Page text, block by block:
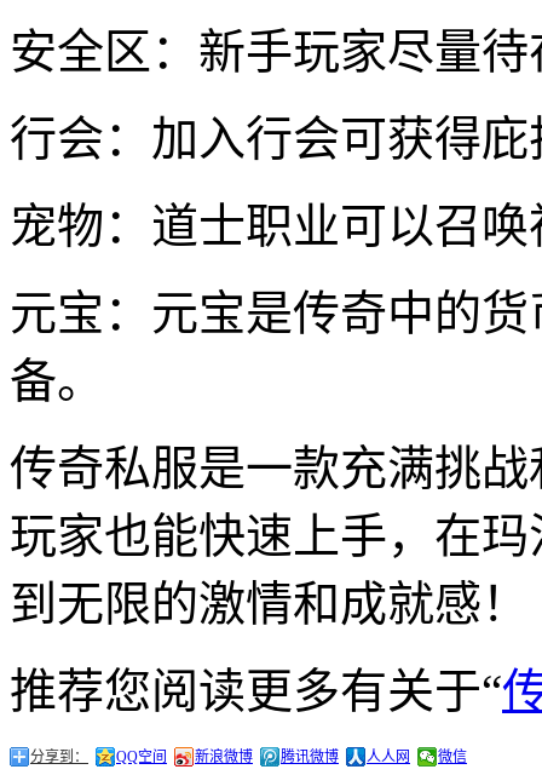
安全区：新手玩家尽量
行会：加入行会可获得
宠物：道士职业可以召
元宝：元宝是传奇中的
备。
传奇私服是一款充满挑
玩家也能快速上手，在
到无限的激情和成就感！
推荐您阅读更多有关于“
分享到： QQ空间 新浪微博 腾讯微博 人人网 微信